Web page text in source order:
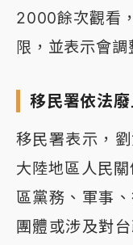
2000餘次觀看
限，並表示會調
移民署依法
移民署表示，
大陸地區人民
區黨務、軍事
團體或涉及對